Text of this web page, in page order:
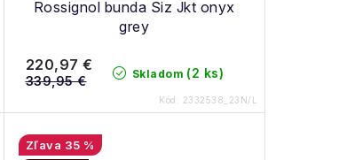
Rossignol bunda Siz Jkt onyx
grey
Skladom (2 ks)
220,97 €
339,95 €
Kód: 2332538_23N/L
35 %